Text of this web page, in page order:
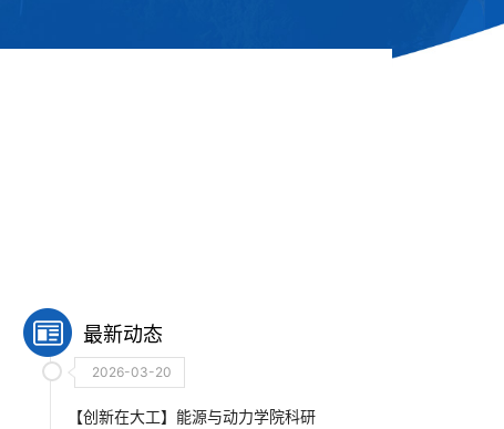
最新动态
2026-03-20
【创新在大工】能源与动力学院科研